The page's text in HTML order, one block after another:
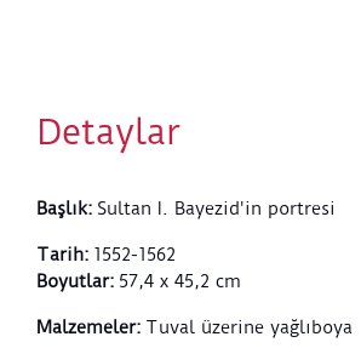
Detaylar
Başlık: Sultan I. Bayezid'in portresi
Tarih: 1552-1562
Boyutlar: 57,4 x 45,2 cm
Malzemeler: Tuval üzerine yağlıboya